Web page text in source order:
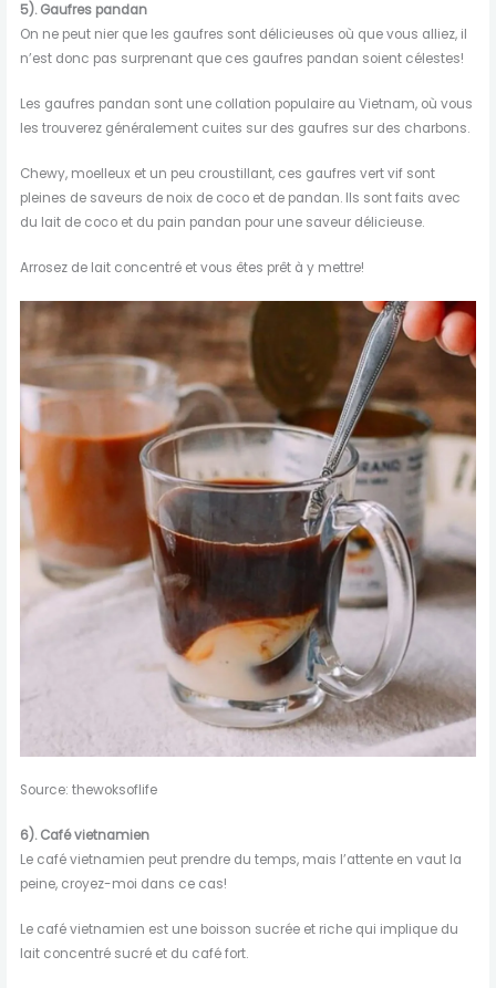
5). Gaufres pandan
On ne peut nier que les gaufres sont délicieuses où que vous alliez, il
n’est donc pas surprenant que ces gaufres pandan soient célestes!
Les gaufres pandan sont une collation populaire au Vietnam, où vous
les trouverez généralement cuites sur des gaufres sur des charbons.
Chewy, moelleux et un peu croustillant, ces gaufres vert vif sont
pleines de saveurs de noix de coco et de pandan. Ils sont faits avec
du lait de coco et du pain pandan pour une saveur délicieuse.
Arrosez de lait concentré et vous êtes prêt à y mettre!
Source: thewoksoflife
6). Café vietnamien
Le café vietnamien peut prendre du temps, mais l’attente en vaut la
peine, croyez-moi dans ce cas!
Le café vietnamien est une boisson sucrée et riche qui implique du
lait concentré sucré et du café fort.